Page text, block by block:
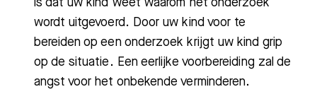
wordt uitgevoerd. Door uw kind voor te
bereiden op een onderzoek krijgt uw kind grip
op de situatie. Een eerlijke voorbereiding zal de
angst voor het onbekende verminderen.